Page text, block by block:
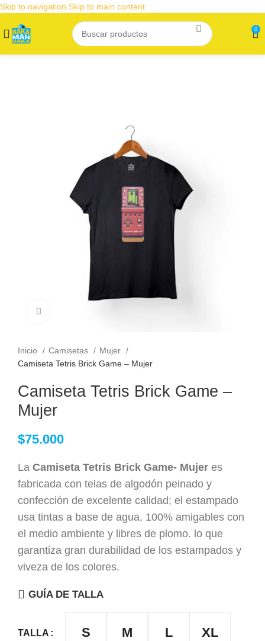
Skip to navigation Skip to main content
0
Inicio Camisetas
Mujer
Camiseta Tetris Brick Game – Mujer
Camiseta Tetris Brick Game –
Mujer
$75.000
La Camiseta Tetris Brick Game- Mujer es
fabricada con telas de algodón peinado y
confección de excelente calidad; el estampado
usa tintas a base de agua, 100% amigables con
el medio ambiente y libres de plomo. lo que
garantiza gran durabilidad de los estampados y
viveza de los colores.
GUÍA DE TALLA
TALLA S M L XL